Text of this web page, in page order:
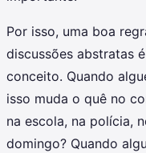
Por isso, uma boa
discussões abstratas
conceito. Quando
isso muda o quê no
na escola, na polícia,
domingo? Quando